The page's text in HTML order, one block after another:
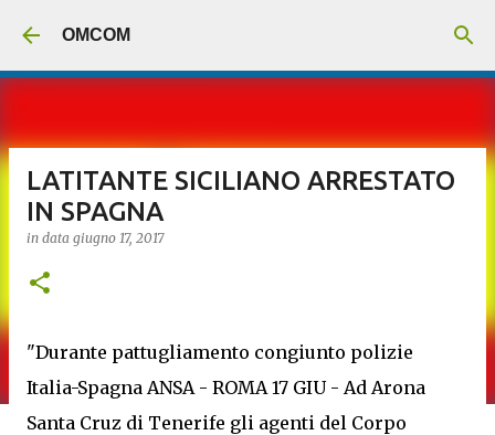
OMCOM
LATITANTE SICILIANO ARRESTATO
IN SPAGNA
in data giugno 17, 2017
"Durante pattugliamento congiunto polizie
Italia-Spagna ANSA - ROMA 17 GIU - Ad Arona
Santa Cruz di Tenerife gli agenti del Corpo